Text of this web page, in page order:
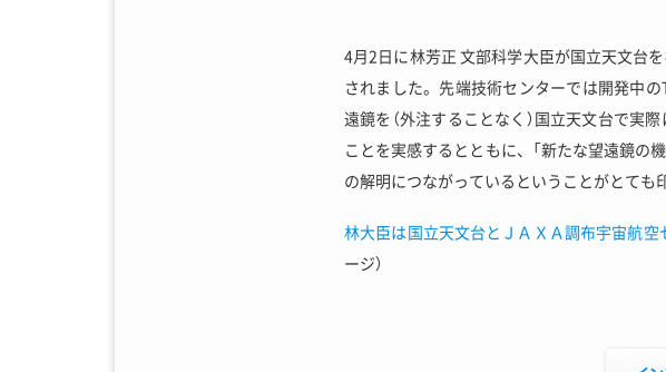
4月2日に林芳正 文部科学大臣が国立天文台
されました。先端技術センターでは開発中
遠鏡を（外注することなく）国立天文台で実
ことを実感するとともに、「新たな望遠鏡
の解明につながっているということがとても
林大臣は国立天文台とＪＡＸＡ調布宇宙航空
ージ）